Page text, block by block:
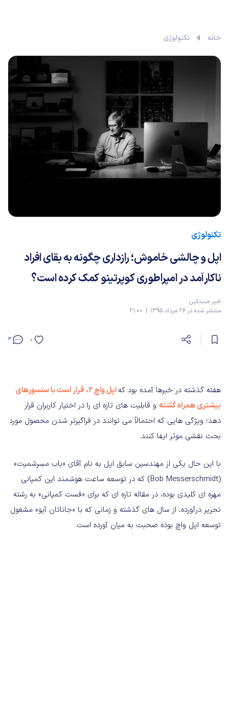
خانه تکنولوژی
تکنولوژی
اپل و چالشی خاموش؛ رازداری چگونه به بقای افراد
ناکارآمد در امپراطوری کوپرتینو کمک کرده است؟
امیر مستکین
منتشر شده در 26 مرداد 1395 | 21:00
3 0
هفته گذشته در خبرها آمده بود که
اپل واچ ۲، قرار است با سنسورهای
بیشتری همراه گشته و قابلیت های تازه ای را در اختیار کاربران قرار
دهد؛ ویژگی هایی که احتمالاً می توانند در فراگیرتر شدن محصول مورد
بحث نقشی موثر ایفا کنند.
با این حال یکی از مهندسین سابق اپل به نام آقای «باب مسِرشمیت»
(Bob Messerschmidt) که در توسعه ساعت هوشمند این کمپانی
مهره ای کلیدی بوده، در مقاله تازه ای که برای «فست کمپانی» به رشته
تحریر درآورده، از سال های گذشته و زمانی که با «جاناتان آیو» مشغول
توسعه اپل واچ بوده صحبت به میان آورده است.